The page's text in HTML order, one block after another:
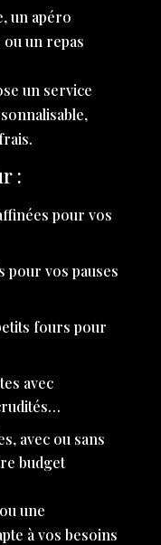
un apéro
un repas
un service
:
pour vos
pour vos pauses
fours pour
avec
avec ou sans
budget
une
à vos besoins